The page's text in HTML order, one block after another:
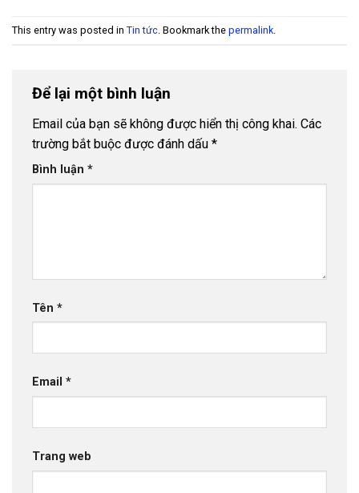
Ống Nhựa uPVC D500 PN4 Thuận Phát
Ống Nhựa uPVC D450 PN4 Thuận Phát
Tháng 12, 2025
Ống Nhựa uPVC D400 PN4 Thuận Phát
Tháng 12, 2025
Ống Nhựa uPVC D355 PN4 Thuận Phát - 20
Ống Nhựa uPVC D280 PN4 Thuận Phát - 16
Bảng báo giá ống nhựa Dekko 2026 - 15 Tháng
Bảng báo giá ống nhựa Tiền Phong 2026
This entry was posted in Tin tức . Bookmark the permalink
Để lại một bình luận
Email của bạn sẽ không được hiển thị công khai. Các
trường bắt buộc được đánh dấu *
Bình luận *
Tên *
Email *
Trang web